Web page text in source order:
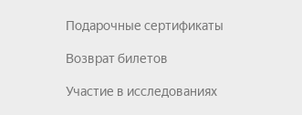
Подарочные сертификаты
Возврат билетов
Участие в исследованиях